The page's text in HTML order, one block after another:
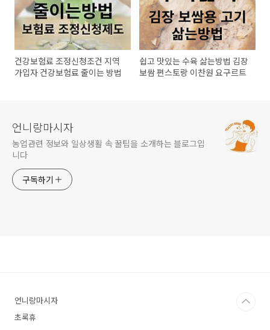
건강보험료 조정신청조건 지역
가입자 건강보험료 줄이는 방법
쉽고 맛있는 수육 삶는방법 김장
보쌈 편스토랑 이찬원 요구르트
언니랑마시자
농업관련 정보와 일상생활 속 꿀팁을 소개하는 블로그입
니다
구독하기
언니랑마시자
초록휴